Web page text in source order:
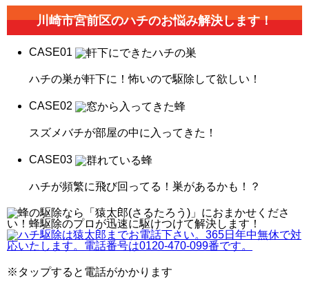
川崎市宮前区のハチのお悩み解決します！
CASE01
ハチの巣が軒下に！怖いので駆除して欲しい！
CASE02
スズメバチが部屋の中に入ってきた！
CASE03
ハチが頻繁に飛び回ってる！巣があるかも！？
※タップすると電話がかかります